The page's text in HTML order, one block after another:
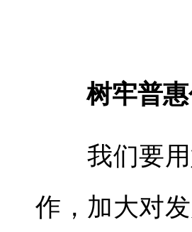
树牢普惠
我们要用
作，加大对